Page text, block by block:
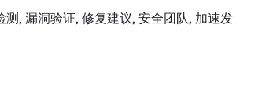
, 漏洞验证, 修复建议, 安全团队, 加速发